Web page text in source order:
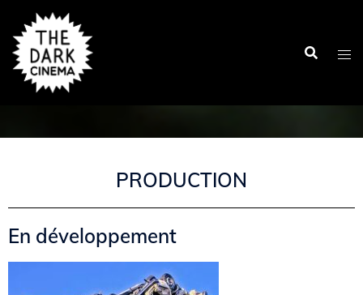
PRODUCTION
En développement